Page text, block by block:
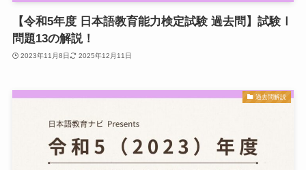
【令和5年度 日本語教育能力検定試験 過去問】試験Ⅰ
問題13の解説！
2023年11月8日 2025年12月11日
過去問解説